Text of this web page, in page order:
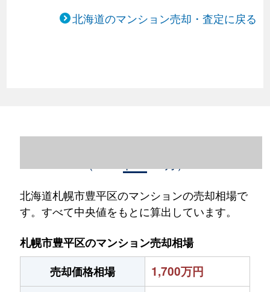
北海道のマンション売却・査定に戻る
北海道札幌市豊平区のマンションの売却相場で
す。すべて中央値をもとに算出しています。
札幌市豊平区のマンション売却相場
売却価格相場
1,700万円